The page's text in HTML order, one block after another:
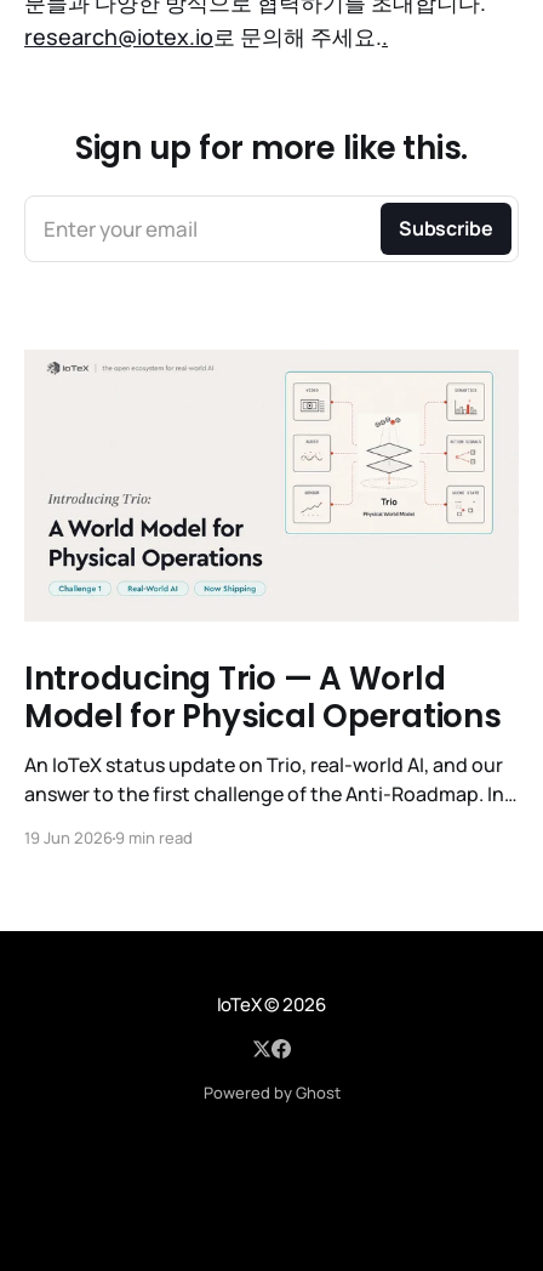
research@iotex.io로 문의해 주세요..
Sign up for more like this.
Enter your email Subscribe
Introducing Trio — A World
Model for Physical Operations
An IoTeX status update on Trio, real-world AI, and our
answer to the first challenge of the Anti-Roadmap. In
three challenges instead of a timeline. Challenge 1 was
19 Jun 20269 min read
IoTeX© 2026
Powered by Ghost